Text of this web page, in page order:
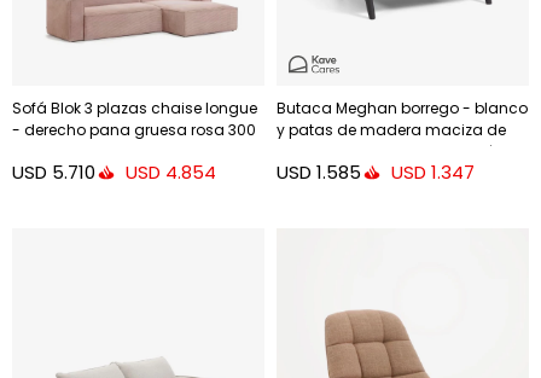
Sofá Blok 3 plazas chaise longue
- derecho pana gruesa rosa 300
USD 5.710 USD 4.854
Butaca Meghan borrego - blanco
y patas de madera maciza de
fresno con acabado wengué
USD 1.585 USD 1.347